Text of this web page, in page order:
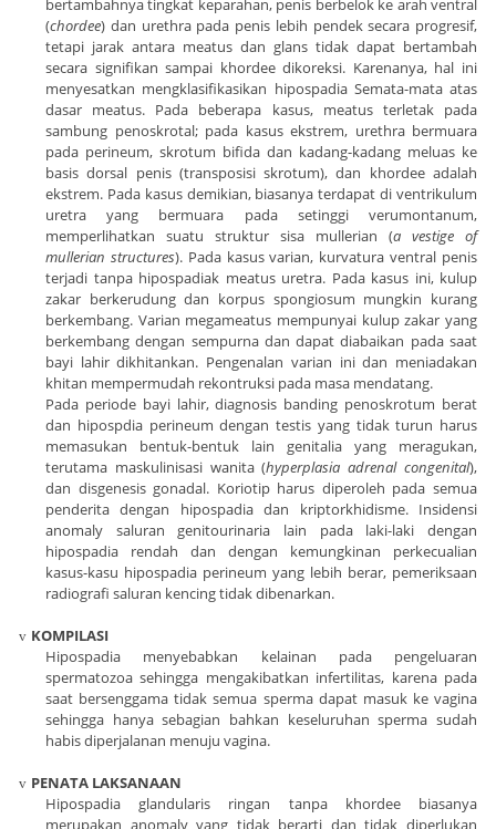
(chordee) dan urethra pada penis lebih pendek secara progresif,
tetapi jarak antara meatus dan glans tidak dapat bertambah
secara signifikan sampai khordee dikoreksi. Karenanya, hal ini
menyesatkan mengklasifikasikan hipospadia Semata-mata atas
dasar meatus. Pada beberapa kasus, meatus terletak pada
sambung penoskrotal; pada kasus ekstrem, urethra bermuara
pada perineum, skrotum bifida dan kadang-kadang meluas ke
basis dorsal penis (transposisi skrotum), dan khordee adalah
ekstrem. Pada kasus demikian, biasanya terdapat di ventrikulum
uretra yang bermuara pada setinggi verumontanum,
memperlihatkan suatu struktur sisa mullerian (a vestige of
mullerian structures). Pada kasus varian, kurvatura ventral penis
terjadi tanpa hipospadiak meatus uretra. Pada kasus ini, kulup
zakar berkerudung dan korpus spongiosum mungkin kurang
berkembang. Varian megameatus mempunyai kulup zakar yang
berkembang dengan sempurna dan dapat diabaikan pada saat
bayi lahir dikhitankan. Pengenalan varian ini dan meniadakan
khitan mempermudah rekontruksi pada masa mendatang.
Pada periode bayi lahir, diagnosis banding penoskrotum berat
dan hipospdia perineum dengan testis yang tidak turun harus
memasukan bentuk-bentuk lain genitalia yang meragukan,
terutama maskulinisasi wanita (hyperplasia adrenal congenital),
dan disgenesis gonadal. Koriotip harus diperoleh pada semua
penderita dengan hipospadia dan kriptorkhidisme. Insidensi
anomaly saluran genitourinaria lain pada laki-laki dengan
hipospadia rendah dan dengan kemungkinan perkecualian
kasus-kasu hipospadia perineum yang lebih berar, pemeriksaan
radiografi saluran kencing tidak dibenarkan.
v KOMPILASI
Hipospadia menyebabkan kelainan pada pengeluaran
spermatozoa sehingga mengakibatkan infertilitas, karena pada
saat bersenggama tidak semua sperma dapat masuk ke vagina
sehingga hanya sebagian bahkan keseluruhan sperma sudah
habis diperjalanan menuju vagina.
v PENATA LAKSANAAN
Hipospadia glandularis ringan tanpa khordee biasanya
merupakan anomaly yang tidak berarti dan tidak diperlukan